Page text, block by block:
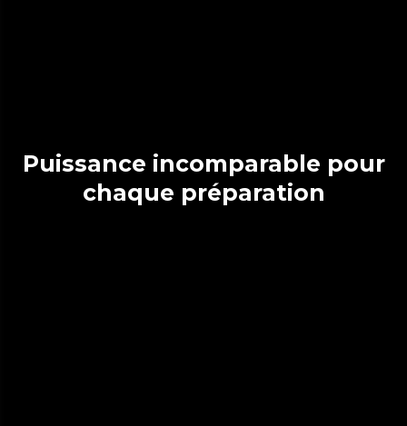
Puissance incomparable pour
chaque préparation